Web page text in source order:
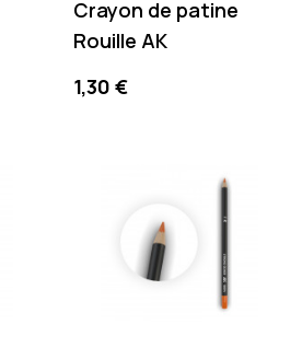
Crayon de patine
Rouille AK
Precio
1,30 €